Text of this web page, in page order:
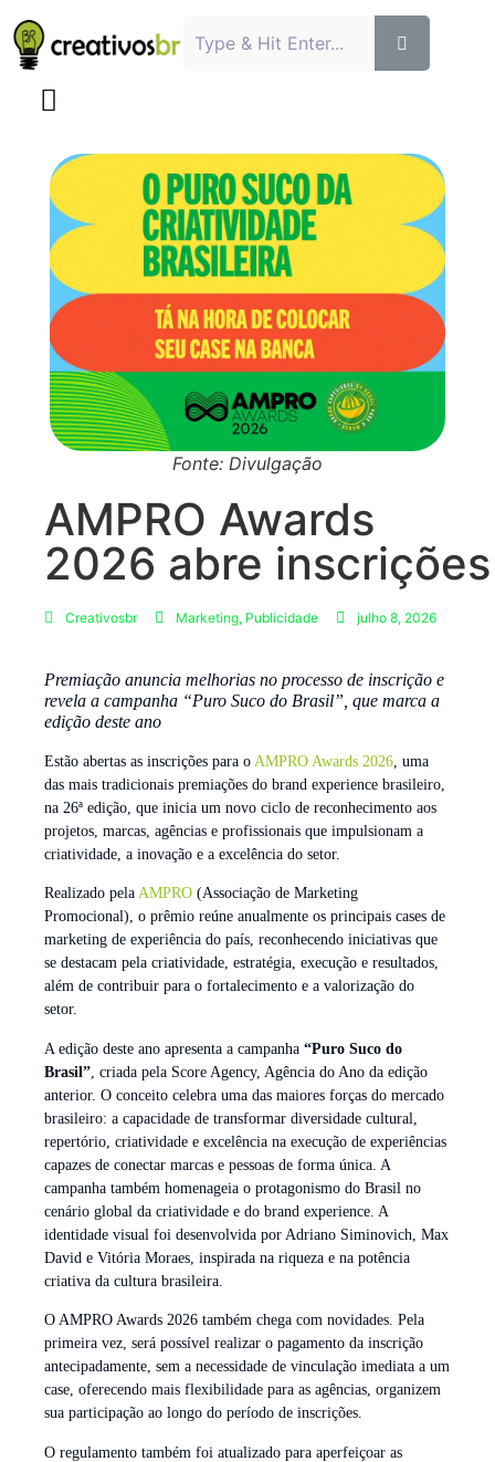
Fonte: Divulgação
AMPRO Awards
2026 abre inscrições
Creativosbr Marketing, Publicidade julho 8, 2026
Premiação anuncia melhorias no processo de inscrição e
revela a campanha “Puro Suco do Brasil”, que marca a
edição deste ano
Estão abertas as inscrições para o AMPRO Awards 2026, uma
das mais tradicionais premiações do brand experience brasileiro,
na 26ª edição, que inicia um novo ciclo de reconhecimento aos
projetos, marcas, agências e profissionais que impulsionam a
criatividade, a inovação e a excelência do setor.
Realizado pela AMPRO (Associação de Marketing
Promocional), o prêmio reúne anualmente os principais cases de
marketing de experiência do país, reconhecendo iniciativas que
se destacam pela criatividade, estratégia, execução e resultados,
além de contribuir para o fortalecimento e a valorização do
setor.
A edição deste ano apresenta a campanha “Puro Suco do
Brasil” , criada pela Score Agency, Agência do Ano da edição
anterior. O conceito celebra uma das maiores forças do mercado
brasileiro: a capacidade de transformar diversidade cultural,
repertório, criatividade e excelência na execução de experiências
capazes de conectar marcas e pessoas de forma única. A
campanha também homenageia o protagonismo do Brasil no
cenário global da criatividade e do brand experience. A
identidade visual foi desenvolvida por Adriano Siminovich, Max
David e Vitória Moraes, inspirada na riqueza e na potência
criativa da cultura brasileira.
O AMPRO Awards 2026 também chega com novidades. Pela
primeira vez, será possível realizar o pagamento da inscrição
antecipadamente, sem a necessidade de vinculação imediata a um
case, oferecendo mais flexibilidade para as agências, organizem
sua participação ao longo do período de inscrições.
O regulamento também foi atualizado para aperfeiçoar as